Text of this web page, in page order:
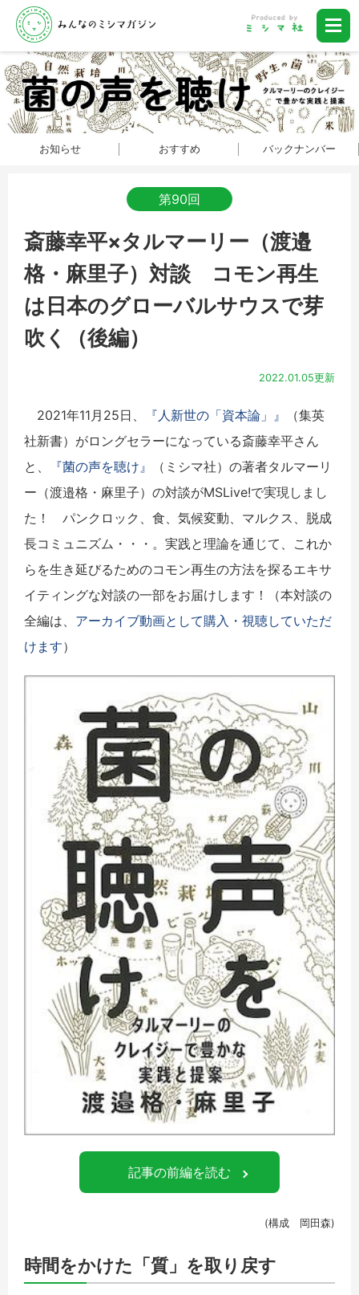
お知らせ おすすめ バックナンバー
第90回
斎藤幸平×タルマーリー（渡邉
格・麻里子）対談 コモン再生
は日本のグローバルサウスで芽
吹く（後編）
2022.01.05更新
2021年11月25日、 『人新世の「資本論」』
（集英
社新書）がロングセラーになっている斎藤幸平さん
と、
『菌の声を聴け』
（ミシマ社）の著者タルマーリ
ー（渡邉格・麻里子）の対談がMSLive!で実現しまし
た！ パンクロック、食、気候変動、マルクス、脱成
長コミュニズム・・・。実践と理論を通じて、これか
らを生き延びるためのコモン再生の方法を探るエキサ
イティングな対談の一部をお届けします！（本対談の
全編は、 アーカイブ動画として購入・視聴していただ
けます）
記事の前編を読む
(構成 岡田森)
時間をかけた「質」を取り戻す